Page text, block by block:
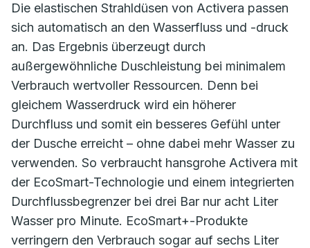
Die elastischen Strahldüsen von Activera passen
sich automatisch an den Wasserfluss und -druck
an. Das Ergebnis überzeugt durch
außergewöhnliche Duschleistung bei minimalem
Verbrauch wertvoller Ressourcen. Denn bei
gleichem Wasserdruck wird ein höherer
Durchfluss und somit ein besseres Gefühl unter
der Dusche erreicht – ohne dabei mehr Wasser zu
verwenden. So verbraucht hansgrohe Activera mit
der EcoSmart-Technologie und einem integrierten
Durchflussbegrenzer bei drei Bar nur acht Liter
Wasser pro Minute. EcoSmart+-Produkte
verringern den Verbrauch sogar auf sechs Liter